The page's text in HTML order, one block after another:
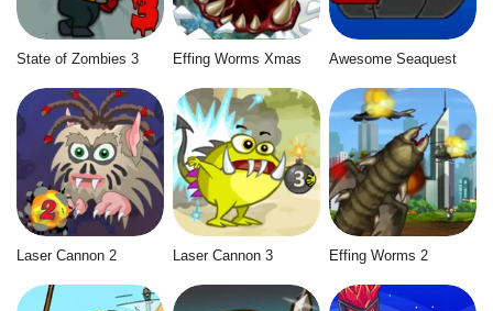
State of Zombies 3 Effing Worms Xmas Awesome Seaquest
Laser Cannon 2 Laser Cannon 3 Effing Worms 2